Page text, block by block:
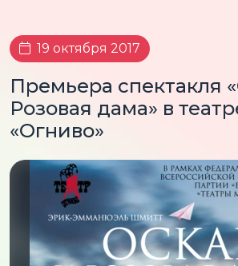
19 октября 2017
Премьера спектакля
Розовая дама» в
«Огниво»